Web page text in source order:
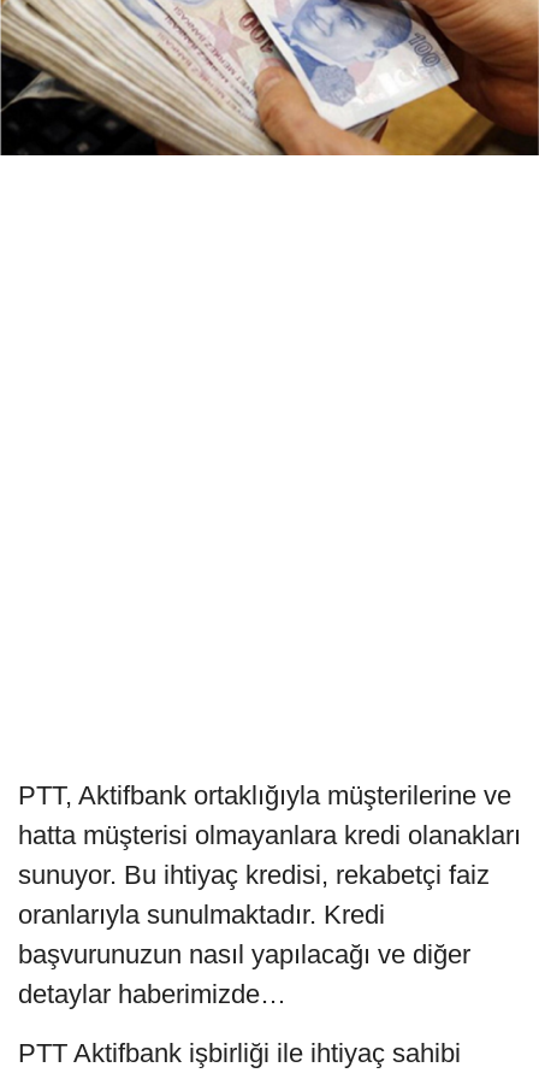
PTT, Aktifbank ortaklığıyla müşterilerine ve
hatta müşterisi olmayanlara kredi olanakları
sunuyor. Bu ihtiyaç kredisi, rekabetçi faiz
oranlarıyla sunulmaktadır. Kredi
başvurunuzun nasıl yapılacağı ve diğer
detaylar haberimizde…
PTT Aktifbank işbirliği ile ihtiyaç sahibi